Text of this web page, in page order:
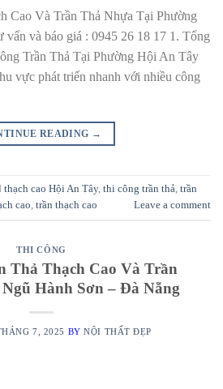
Cao Và Trần Thả Nhựa Tại Phường
và báo giá : 0945 26 18 17 1. Tổng
Trần Thả Tại Phường Hội An Tây
vực phát triển nhanh với nhiều công
READING →
thạch cao Hội An Tây, thi công trần thả, trần
cao, trần thạch cao Leave a comment
THI CÔNG
Thả Thạch Cao Và Trần
Hành Sơn – Đà Nẵng
7, 2025 BYNỘI THẤT ĐẸP